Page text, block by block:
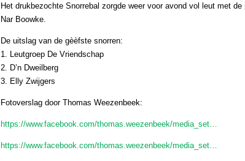
Het drukbezochte Snorrebal zorgde weer voor avond vol leut met
Nar Boowke.
De uitslag van de gèèfste snorren:
1. Leutgroep De Vriendschap
2. D’n Dweilberg
3. Elly Zwijgers
Fotoverslag door Thomas Weezenbeek:
https://www.facebook.com/thomas.weezenbeek/media_set…
https://www.facebook.com/thomas.weezenbeek/media_set…